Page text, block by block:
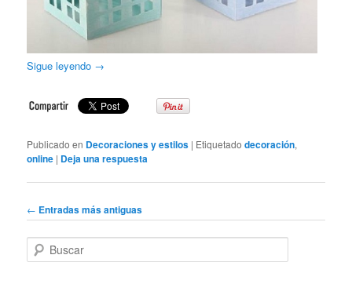
Sigue leyendo →
Publicado en Decoraciones y estilos | Etiquetado decoración,
online | Deja una respuesta
Navegador de artículos
← Entradas más antiguas
Buscar